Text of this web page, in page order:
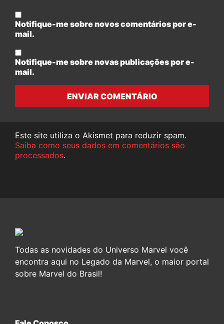
Notifique-me sobre novos comentários por e-
mail.
Notifique-me sobre novas publicações por e-
mail.
ENVIAR COMENTÁRIO
Este site utiliza o Akismet para reduzir spam.
Saiba como seus dados em comentários são
processados.
Todas as novidades do Universo Marvel você
encontra aqui no Legado da Marvel, o maior portal
sobre Marvel do Brasil!